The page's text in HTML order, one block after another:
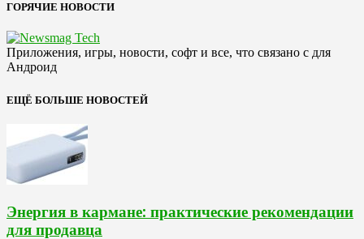
ГОРЯЧИЕ НОВОСТИ
Приложения, игры, новости, софт и все, что связано с для
Андроид
ЕЩЁ БОЛЬШЕ НОВОСТЕЙ
Энергия в кармане: практические рекомендации
для продавца